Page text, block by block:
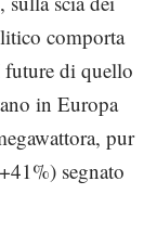
comporta
future di quello
in Europa
pur
segnato